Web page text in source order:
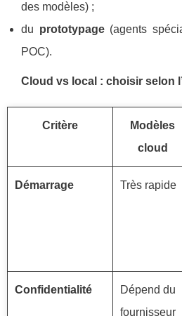
des modèles) ;
du prototypage(agents
POC).
Cloud vs local : choisir selon
Critère
Modèles
cloud
Démarrage Très rapide
Confidentialité
Dépend du
fournisseur